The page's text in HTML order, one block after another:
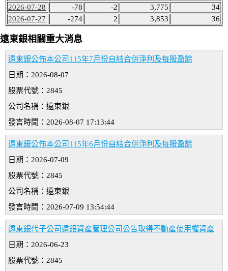
2026-07-28
-78 -2 3,775
34
2026-07-27
-274 2 3,853 36
遠東銀相關重大消息
遠東銀公佈本公司115年7月份自結合併淨利及每股盈餘
日期：2026-08-07
股票代號：2845
公司名稱：遠東銀
發言時間：2026-08-07 17:13:44
遠東銀公佈本公司115年6月份自結合併淨利及每股盈餘
日期：2026-07-09
股票代號：2845
公司名稱：遠東銀
發言時間：2026-07-09 13:54:44
遠東銀代子公司遠銀資產管理公司公告取得不動產使用權資產
日期：2026-06-23
股票代號：2845